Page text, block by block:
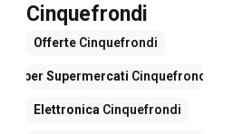
Cinquefrondi
Offerte Cinquefrondi
Iper Supermercati Cinquefrondi
Elettronica Cinquefrondi